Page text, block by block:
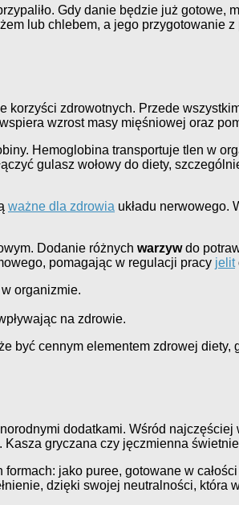
Gdy danie będzie już
lub chlebem, a jego przygotowanie
zdrowotnych. Przede
wzrost masy mięśniowej oraz
Hemoglobina transportuje tlen w
gulasz wołowy do diety,
ważne dla zdrowia układu nerwowego.
Dodanie różnych warzywdo
pomagając w regulacji pracy jelit
organizmie.
na zdrowie.
być cennym elementem zdrowej
dodatkami. Wśród
gryczana czy jęczmienna
jako puree, gotowane w
dzięki swojej neutralności, która